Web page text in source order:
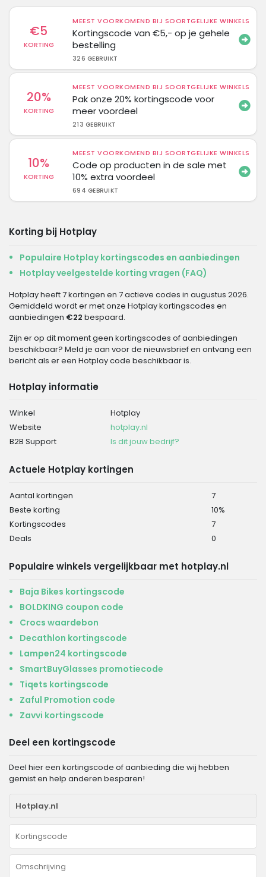
€5
KORTING
MEEST VOORKOMEND BIJ SOORTGELIJKE WINKELS
Kortingscode van €5,- op je gehele
bestelling
326 GEBRUIKT
20%
KORTING
MEEST VOORKOMEND BIJ SOORTGELIJKE WINKELS
Pak onze 20% kortingscode voor
meer voordeel
213 GEBRUIKT
10%
KORTING
MEEST VOORKOMEND BIJ SOORTGELIJKE WINKELS
Code op producten in de sale met
10% extra voordeel
694 GEBRUIKT
Korting bij Hotplay
Populaire Hotplay kortingscodes en aanbiedingen
Hotplay veelgestelde korting vragen (FAQ)
Hotplay heeft 7 kortingen en 7 actieve codes in augustus 2026.
Gemiddeld wordt er met onze Hotplay kortingscodes en
aanbiedingen €22 bespaard.
Zijn er op dit moment geen kortingscodes of aanbiedingen
beschikbaar? Meld je aan voor de nieuwsbrief en ontvang een
bericht als er een Hotplay code beschikbaar is.
Hotplay informatie
Winkel
Hotplay
Website
hotplay.nl
B2B Support
Is dit jouw bedrijf?
Actuele Hotplay kortingen
Aantal kortingen
7
Beste korting
10%
Kortingscodes
7
Deals
0
Populaire winkels vergelijkbaar met hotplay.nl
Baja Bikes kortingscode
BOLDKING coupon code
Crocs waardebon
Decathlon kortingscode
Lampen24 kortingscode
SmartBuyGlasses promotiecode
Tiqets kortingscode
Zaful Promotion code
Zavvi kortingscode
Deel een kortingscode
Deel hier een kortingscode of aanbieding die wij hebben
gemist en help anderen besparen!